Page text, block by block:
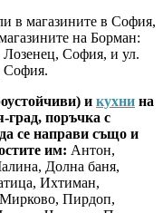
в магазините в София,
на Борман:
София, и ул.
София.
и кухни на
град, поръчка с
се направи също и
им: Антон,
Долна баня,
Ихтиман,
Пирдоп,